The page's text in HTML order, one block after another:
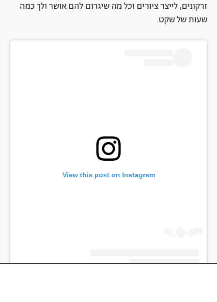
זרקונים, לייצר ציורים וכל מה שיגרום להם אושר ולך כמה
שעות של שקט.
View this post on Instagram